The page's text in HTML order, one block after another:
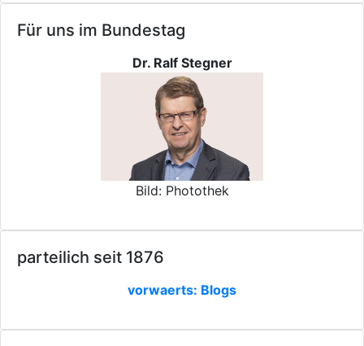
Für uns im Bundestag
Dr. Ralf Stegner
Bild: Photothek
parteilich seit 1876
vorwaerts: Blogs